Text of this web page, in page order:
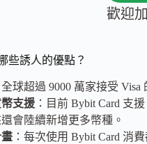
歡迎
些誘人的優點？
全球超過 9000 萬家接受
支援 ：目前 Bybit Card 支
會陸續新增更多幣種。
：每次使用 Bybit Card 消